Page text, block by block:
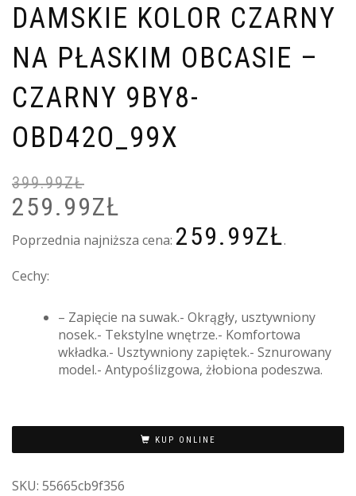
DAMSKIE KOLOR CZARNY
NA PŁASKIM OBCASIE –
CZARNY 9BY8-
OBD42O_99X
399.99ZŁ
PIERWOTNA
CENA
399.99ZŁ.
259.99ZŁ
Poprzednia najniższa cena: 259.99ZŁ.
Cechy:
– Zapięcie na suwak.- Okrągły, usztywniony
nosek.- Tekstylne wnętrze.- Komfortowa
wkładka.- Usztywniony zapiętek.- Sznurowany
model.- Antypoślizgowa, żłobiona podeszwa.
KUP ONLINE
SKU: 55665cb9f356